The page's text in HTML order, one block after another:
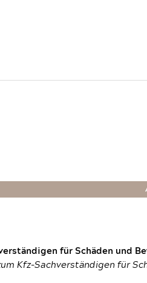
für Schäden und
Kfz-Sachverständigen für